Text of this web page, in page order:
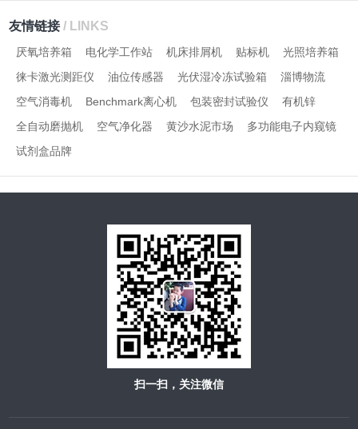
友情链接/ LINKS
厌氧培养箱 电化学工作站 机床排屑机 贴标机
光照培养箱
徕卡激光测距仪
油位传感器 光伏湿冷冻试验箱
淄博物流
空气消毒机
Benchmark离心机 包装密封试验仪
有机锌
全自动磨抛机
空气净化器 黄沙水泥市场
多功能电子内窥镜
试剂盒品牌
扫一扫，关注微信